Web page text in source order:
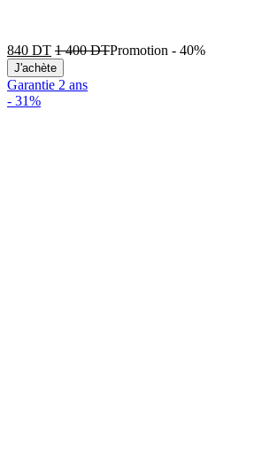
840 DT 1 400DTPromotion - 40%
J'achète
Garantie 2 ans
- 31%